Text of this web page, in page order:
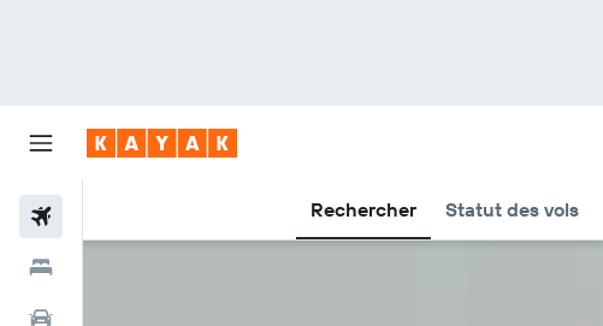
Rechercher Statut des vols